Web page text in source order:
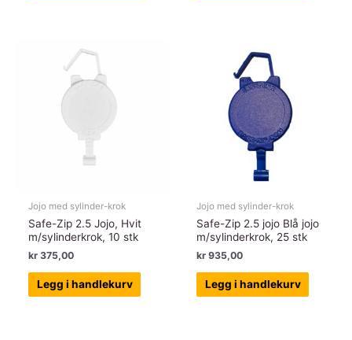
Jojo med sylinder-krok
Safe-Zip 2.5 Jojo, Hvit
m/sylinderkrok, 10 stk
kr 375,00
Legg i handlekurv
Jojo med sylinder-krok
Safe-Zip 2.5 jojo Blå jojo
m/sylinderkrok, 25 stk
kr 935,00
Legg i handlekurv